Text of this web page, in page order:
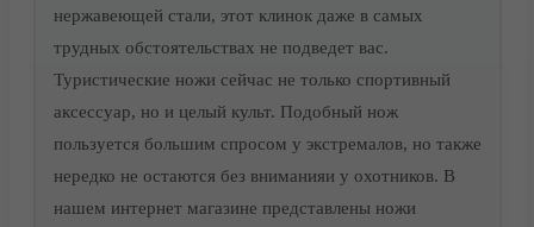
нержавеющей стали, этот клинок даже в самых
трудных обстоятельствах не подведет вас.
Туристические ножи сейчас не только спортивный
аксессуар, но и целый культ. Подобный нож
пользуется большим спросом у экстремалов, но также
нередко не остаются без вниманияи у охотников. В
нашем интернет магазине представлены ножи